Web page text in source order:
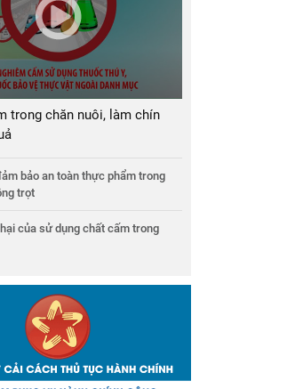
trong chăn nuôi, làm chín
bảo an toàn thực phẩm trong
trọt
của sử dụng chất cấm trong